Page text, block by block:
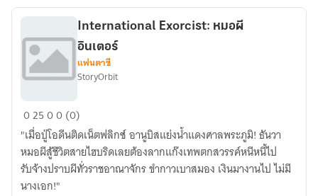
โลก
International
Exorcist:
หมอผี
อินเตอร์
International Exorcist: หมอผี
อินเตอร์
แฟนตาซี
StoryOrbit
02500 (0)
"เมื่อปู่โอดีนติดเน็ตฟลิกซ์ อานูบิสแย่งน้ำแดงศาลพระภูมิ! ธันวา
หมอผีสู้ชีวิตสายไฮบริดเลยต้องลากแก๊งเทพตกสวรรค์หนีหนี้ไป
รับจ้างปราบผีทั่วราชอาณาจักร ขำกาวเบาสมอง เงินมางานไป ไม่มี
นางเอก!"